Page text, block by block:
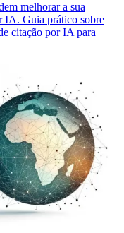
melhorar a sua
IA. Guia prático sobre
citação por IA para